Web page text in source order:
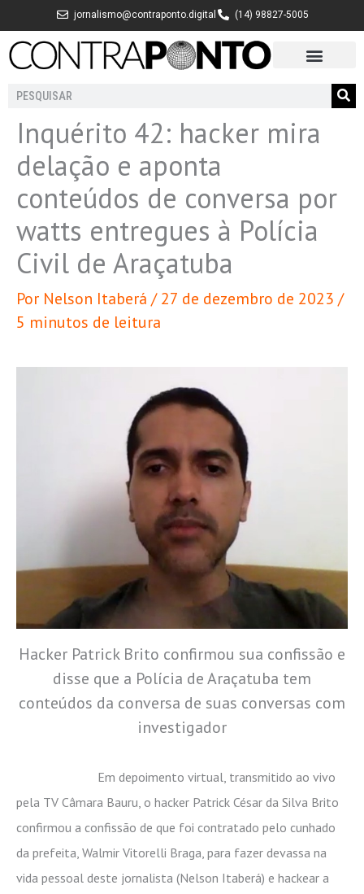
para
jornalismo@contraponto.digital (14) 98827-5005
Pesquisar
Inquérito 42: hacker mira
delação e aponta
conteúdos de conversa por
watts entregues à Polícia
Civil de Araçatuba
Por Nelson Itaberá /27 de dezembro de 2023 /
5 minutos de leitura
Hacker Patrick Brito confirmou sua confissão e
disse que a Polícia de Araçatuba tem
conteúdos da conversa de suas conversas com
investigador
Em depoimento virtual, transmitido ao vivo
pela TV Câmara Bauru, o hacker Patrick César da Silva Brito
confirmou a confissão de que foi contratado pelo cunhado
da prefeita, Walmir Vitorelli Braga, para fazer devassa na
vida pessoal deste jornalista (Nelson Itaberá) e hackear a